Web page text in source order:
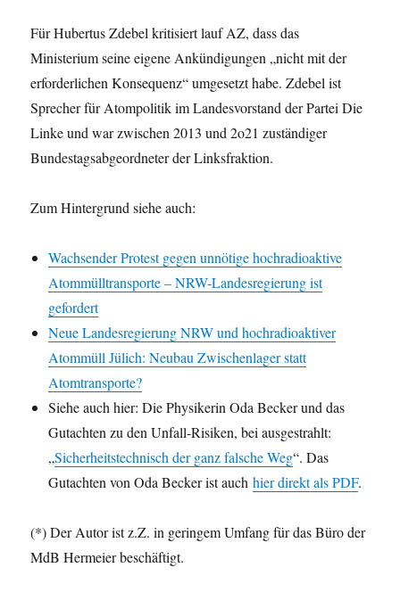
Für Hubertus Zdebel kritisiert lauf AZ, dass das
Ministerium seine eigene Ankündigungen „nicht mit der
erforderlichen Konsequenz“ umgesetzt habe. Zdebel ist
Sprecher für Atompolitik im Landesvorstand der Partei Die
Linke und war zwischen 2013 und 2o21 zuständiger
Bundestagsabgeordneter der Linksfraktion.
Zum Hintergrund siehe auch:
Wachsender Protest gegen unnötige hochradioaktive
Atommülltransporte – NRW-Landesregierung ist
gefordert
Neue Landesregierung NRW und hochradioaktiver
Atommüll Jülich: Neubau Zwischenlager statt
Atomtransporte?
Siehe auch hier: Die Physikerin Oda Becker und das
Gutachten zu den Unfall-Risiken, bei ausgestrahlt:
„Sicherheitstechnisch der ganz falsche Weg“. Das
Gutachten von Oda Becker ist auchhier direkt als PDF.
(*) Der Autor ist z.Z. in geringem Umfang für das Büro der
MdB Hermeier beschäftigt.